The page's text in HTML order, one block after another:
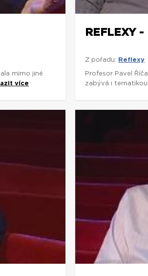
mimo jiné
více
REFLEXY -
Z pořadu: Reflexy
Profesor Pavel
zabývá i